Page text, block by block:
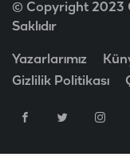
© Copyright 2023
Saklıdır
Yazarlarımız
Gizlilik Politikası